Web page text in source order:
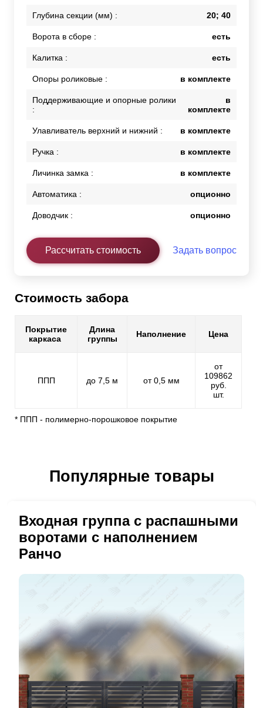
Глубина секции (мм) : 20; 40
Ворота в сборе : есть
Калитка : есть
Опоры роликовые : в комплекте
Поддерживающие и опорные ролики
:
в
комплекте
Улавливатель верхний и нижний : в комплекте
Ручка : в комплекте
Личинка замка : в комплекте
Автоматика : опционно
Доводчик : опционно
Рассчитать стоимость Задать вопрос
Стоимость забора
Покрытие
каркаса
Длина
группы
Наполнение Цена
ППП до 7,5 м от 0,5 мм
от
109862
руб.
шт.
* ППП - полимерно-порошковое покрытие
Популярные товары
Входная группа с распашными
воротами с наполнением
Ранчо